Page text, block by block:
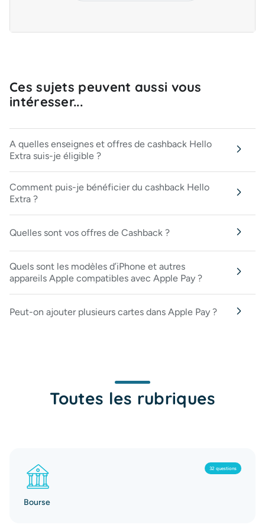
Ces sujets peuvent aussi vous
intéresser...
A quelles enseignes et offres de cashback Hello
Extra suis-je éligible ?
Comment puis-je bénéficier du cashback Hello
Extra ?
Quelles sont vos offres de Cashback ?
Quels sont les modèles d’iPhone et autres
appareils Apple compatibles avec Apple Pay ?
Peut-on ajouter plusieurs cartes dans Apple Pay ?
Toutes les rubriques
32 questions
Bourse